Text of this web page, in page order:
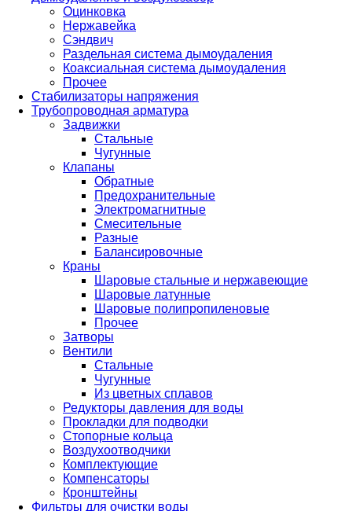
Оцинковка
Нержавейка
Сэндвич
Раздельная система дымоудаления
Коаксиальная система дымоудаления
Прочее
Стабилизаторы напряжения
Трубопроводная арматура
Задвижки
Стальные
Чугунные
Клапаны
Обратные
Предохранительные
Электромагнитные
Смесительные
Разные
Балансировочные
Краны
Шаровые стальные и нержавеющие
Шаровые латунные
Шаровые полипропиленовые
Прочее
Затворы
Вентили
Стальные
Чугунные
Из цветных сплавов
Редукторы давления для воды
Прокладки для подводки
Стопорные кольца
Воздухоотводчики
Комплектующие
Компенсаторы
Кронштейны
Фильтры для очистки воды